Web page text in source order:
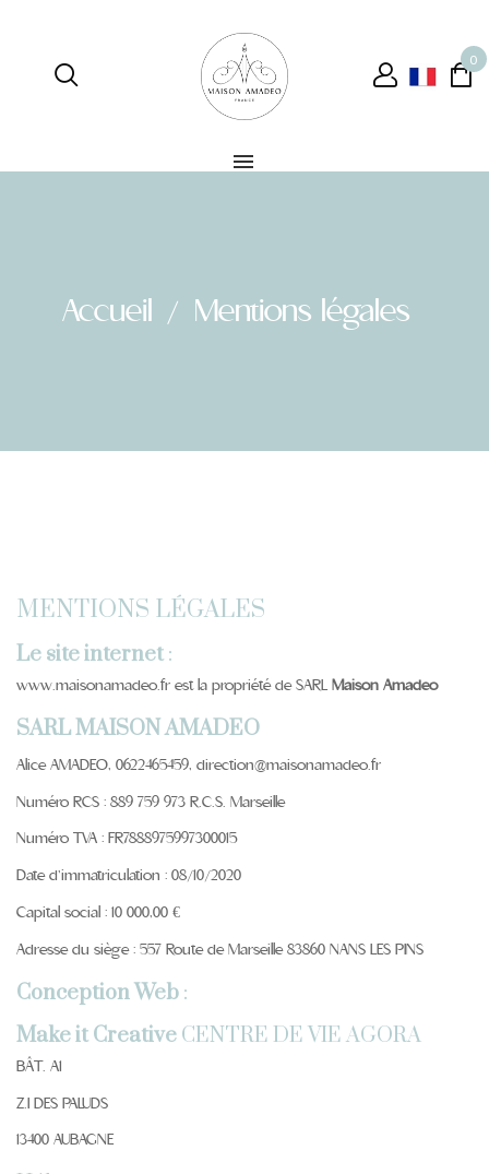
0
Accueil Mentions légales
MENTIONS LÉGALES
Le site internet :
www.maisonamadeo.fr est la propriété de SARL Maison Amadeo
SARL MAISON AMADEO
Alice AMADEO, 0622465459, direction@maisonamadeo.fr
Numéro RCS : 889 759 973 R.C.S. Marseille
Numéro TVA : FR7888975997300015
Date d’immatriculation : 08/10/2020
Capital social : 10 000,00 €
Adresse du siège : 557 Route de Marseille 83860 NANS LES PINS
Conception Web :
Make it Creative CENTRE DE VIE AGORA
BÂT. A1
Z.I DES PALUDS
13400 AUBAGNE